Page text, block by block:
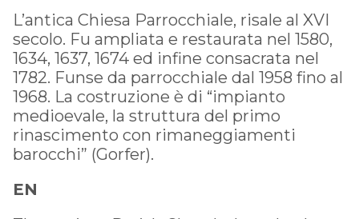
L’antica Chiesa Parrocchiale, risale al XVI
secolo. Fu ampliata e restaurata nel 1580,
1634, 1637, 1674 ed infine consacrata nel
1782. Funse da parrocchiale dal 1958 fino al
1968. La costruzione è di “impianto
medioevale, la struttura del primo
rinascimento con rimaneggiamenti
barocchi” (Gorfer).
EN